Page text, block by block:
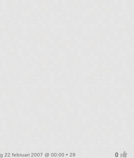
22 februari 2007 @ 00:00 • 29